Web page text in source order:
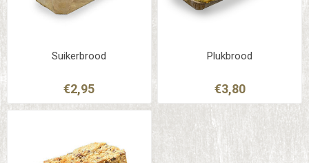
Suikerbrood
€2,95
Plukbrood
€3,80